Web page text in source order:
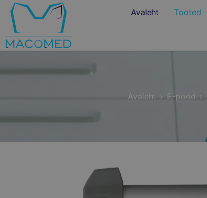
Avaleht Tooted
Avaleht › E-pood ›